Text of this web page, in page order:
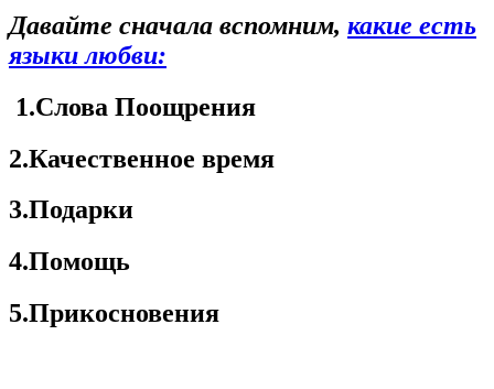
Давайте сначала вспомним, какие есть
языки любви:
1.Слова Поощрения
2.Качественное время
3.Подарки
4.Помощь
5.Прикосновения